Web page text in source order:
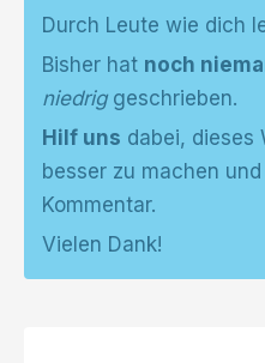
Durch Leute wie dich
Bisher hat noch
niedriggeschrieben.
Hilf uns dabei, dieses
besser zu machen
Kommentar.
Vielen Dank!